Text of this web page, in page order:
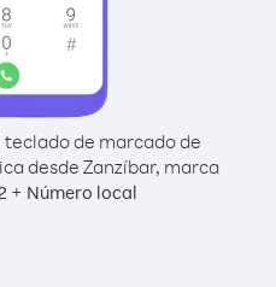
de marcado de
desde Zanzíbar, marca
+ Número local